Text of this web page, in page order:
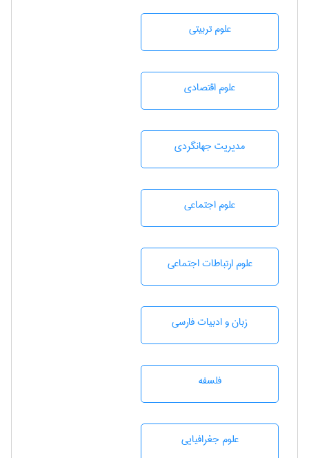
علوم تربيتی
علوم اقتصادی
مديريت جهانگردی
علوم اجتماعی
علوم ارتباطات اجتماعی
زبان و ادبيات فارسی
فلسفه
علوم جغرافيايی